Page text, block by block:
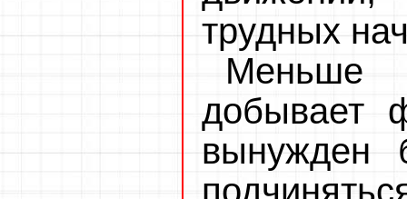
трудных
добывает
вынужден